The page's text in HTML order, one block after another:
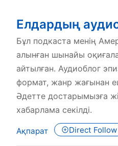
Елдардың
Бұл подкаста менің
алынған шынайы
айтылған. Аудиоблог
формат, жанр жағынан
Әдетте достарымызға
хабарлама секілді.
Ақпарат Direct Follow